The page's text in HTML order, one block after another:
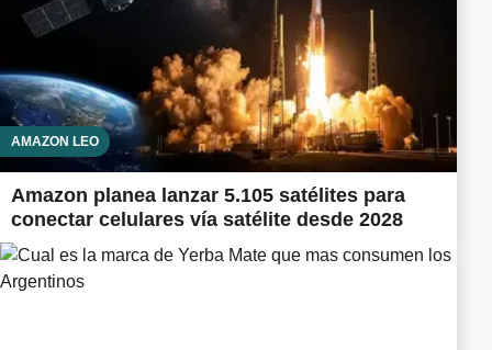
AMAZON LEO
Amazon planea lanzar 5.105 satélites para
conectar celulares vía satélite desde 2028